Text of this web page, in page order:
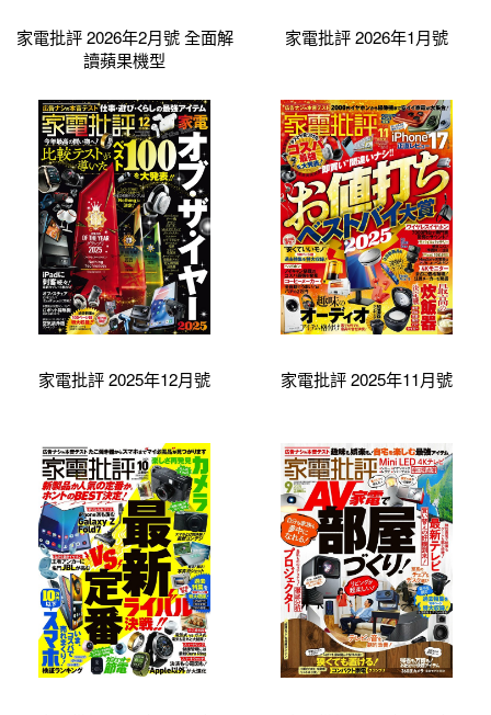
家電批評 2026年2月號 全面解
讀蘋果機型
家電批評 2026年1月號
家電批評 2025年12月號 家電批評 2025年11月號